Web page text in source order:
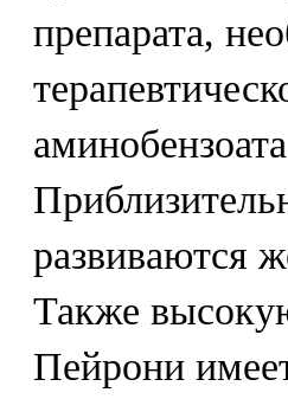
препарата,
развиваются
Также
Пейрони